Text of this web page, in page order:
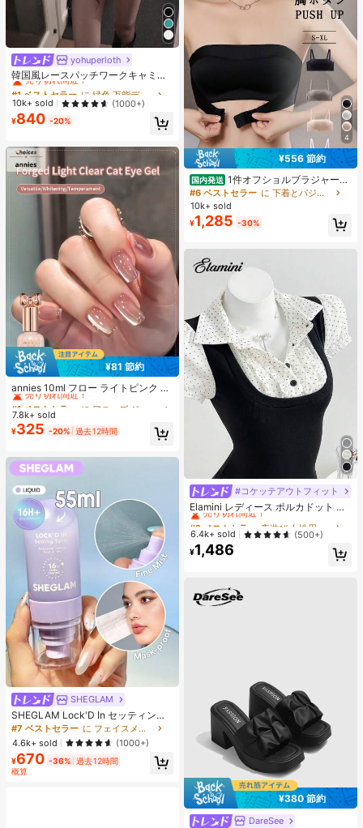
yohuperloth
韓国風レースパッチワークキャミソ
ールタンクトップ、Y2Kエステティ
ック、ストリートウェアカジュアル
サマー
#1 ベストセラー
売り切れ間近！
#1 ベストセラー
売り切れ間近！
#1 ベストセラー
売り切れ間近！
#1 ベストセラー
10k+ sold (1000+)
¥840 -20%
¥81 節約
annies 10ml フロー ライトピンク キ
ャットアイ ジェルネイルポリッシュ
ウルトラシャイン UVジェル ミラー
グラス キャットマグネットジェル ワ
ニス ネイルサプライ
#1 ベストセラー
に アニーズ ジェルネイルポリッシュ
売り切れ間近！
#1 ベストセラー
売り切れ間近！
#1 ベストセラー
売り切れ間近！
#1 ベストセラー
に アニーズ ジェルネイルポリッシュ
7.8k+ sold
¥325 -20% 過去12時間
SHEGLAM
SHEGLAM Lock'D In セッティング
スプレー 女性と女の子のためのブラ
ンドビューティーコスメメイクアッ
プ
#7 ベストセラー
に フェイスメイク
4.6k+ sold
(1000+)
¥670 -36% 過去12時間
概算
4
¥556 節約
国内発送 1件オフショルブラジャー、
小胸用アップチューブトップ、 オフ
ショルインナー 、脇高 谷間メイク下
着、A/Bカップノンワイヤーぶらジ
ャー
#6 ベストセラー
に 下着とパジャマ
10k+ sold
¥1,285 -30%
#コケッテアウトフィット
Elamini レディース ポルカドット パ
ッチワーク レーストリム 配色 ウエ
スト ショートスリーブ トップス 夏
用
#2 ベストセラー
夜遊び 女性用ブラウス
売り切れ間近！
#2 ベストセラー
売り切れ間近！
#2 ベストセラー
売り切れ間近！
#2 ベストセラー
6.4k+ sold (500+)
¥1,486
¥380 節約
DareSee
#1 ベストセラー